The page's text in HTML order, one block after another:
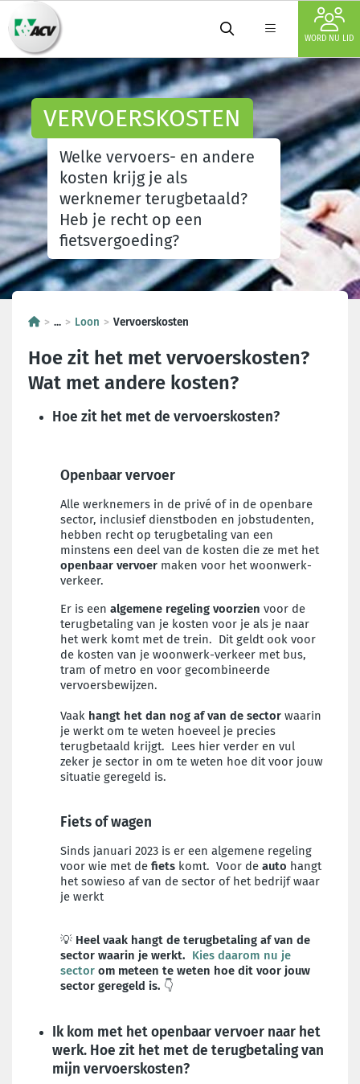
WORD NU LID
VERVOERSKOSTEN
Welke vervoers- en andere
kosten krijg je als
werknemer terugbetaald?
Heb je recht op een
fietsvergoeding?
... Loon Vervoerskosten
Hoe zit het met vervoerskosten?
Wat met andere kosten?
Hoe zit het met de vervoerskosten?
Openbaar vervoer
Alle werknemers in de privé of in de openbare
sector, inclusief dienstboden en jobstudenten,
hebben recht op terugbetaling van een
minstens een deel van de kosten die ze met het
openbaar vervoer maken voor het woonwerk-
verkeer.
Er is een algemene regeling voorzien voor de
terugbetaling van je kosten voor je als je naar
het werk komt met de trein. Dit geldt ook voor
de kosten van je woonwerk-verkeer met bus,
tram of metro en voor gecombineerde
vervoersbewijzen.
Vaak hangt het dan nog af van de sector waarin
je werkt om te weten hoeveel je precies
terugbetaald krijgt. Lees hier verder en vul
zeker je sector in om te weten hoe dit voor jouw
situatie geregeld is.
Fiets of wagen
Sinds januari 2023 is er een algemene regeling
voor wie met de fiets komt. Voor de auto hangt
het sowieso af van de sector of het bedrijf waar
je werkt
💡 Heel vaak hangt de terugbetaling af van de
sector waarin je werkt. Kies daarom nu je
sector om meteen te weten hoe dit voor jouw
sector geregeld is. 👇
Ik kom met het openbaar vervoer naar het
werk. Hoe zit het met de terugbetaling van
mijn vervoerskosten?